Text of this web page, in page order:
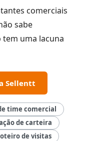
comerciais
sabe
uma lacuna
Sellentt
time comercial
de carteira
de visitas